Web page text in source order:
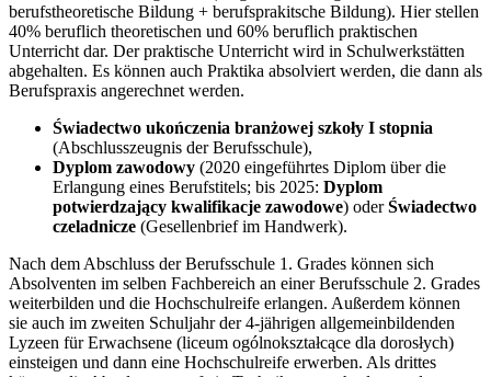
berufstheoretische Bildung + berufsprakitsche Bildung). Hier stellen
40% beruflich theoretischen und 60% beruflich praktischen
Unterricht dar. Der praktische Unterricht wird in Schulwerkstätten
abgehalten. Es können auch Praktika absolviert werden, die dann als
Berufspraxis angerechnet werden.
Świadectwo ukończenia branżowej szkoły I stopnia
(Abschlusszeugnis der Berufsschule),
Dyplom zawodowy (2020 eingeführtes Diplom über die
Erlangung eines Berufstitels; bis 2025: Dyplom
potwierdzający kwalifikacje zawodowe) oderŚwiadectwo
czeladnicze (Gesellenbrief im Handwerk).
Nach dem Abschluss der Berufsschule 1. Grades können sich
Absolventen im selben Fachbereich an einer Berufsschule 2. Grades
weiterbilden und die Hochschulreife erlangen. Außerdem können
sie auch im zweiten Schuljahr der 4-jährigen allgemeinbildenden
Lyzeen für Erwachsene (liceum ogólnokształcące dla dorosłych)
einsteigen und dann eine Hochschulreife erwerben. Als drittes